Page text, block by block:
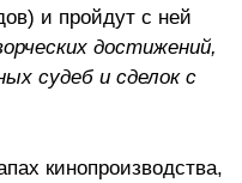
и пройдут с ней
достижений,
судеб и сделок с
кинопроизводства,